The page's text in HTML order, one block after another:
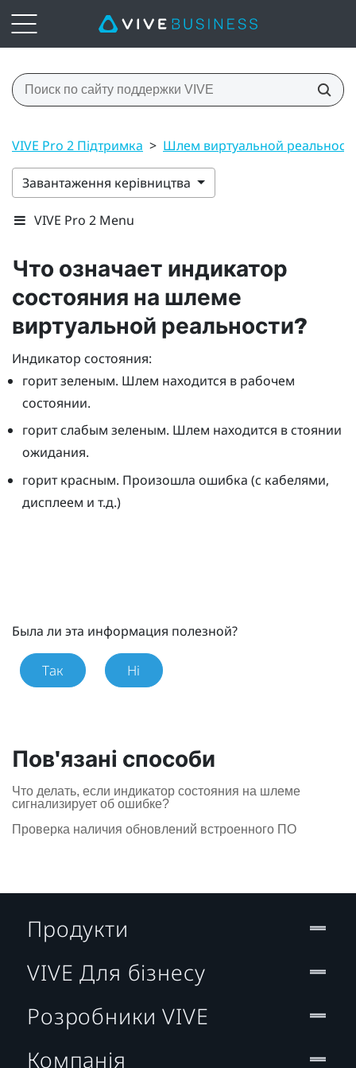
VIVE Pro 2 Підтримка > Шлем виртуальной
Завантаження керівництва
VIVE Pro 2 Menu
Что означает индикатор
состояния на шлеме
виртуальной реальности?
Индикатор состояния:
горит зеленым. Шлем находится в рабочем
состоянии.
горит слабым зеленым. Шлем находится в стоянии
ожидания.
горит красным. Произошла ошибка (с кабелями,
дисплеем и т.д.)
Была ли эта информация полезной?
Так Ні
Пов'язані способи
Что делать, если индикатор состояния на шлеме
сигнализирует об ошибке?
Проверка наличия обновлений встроенного ПО
Продукти
VIVE Для бізнесу
Розробники VIVE
Компанія